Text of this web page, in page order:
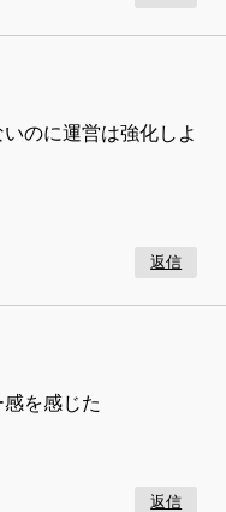
のに運営は強化しよ
返信
を感じた
返信